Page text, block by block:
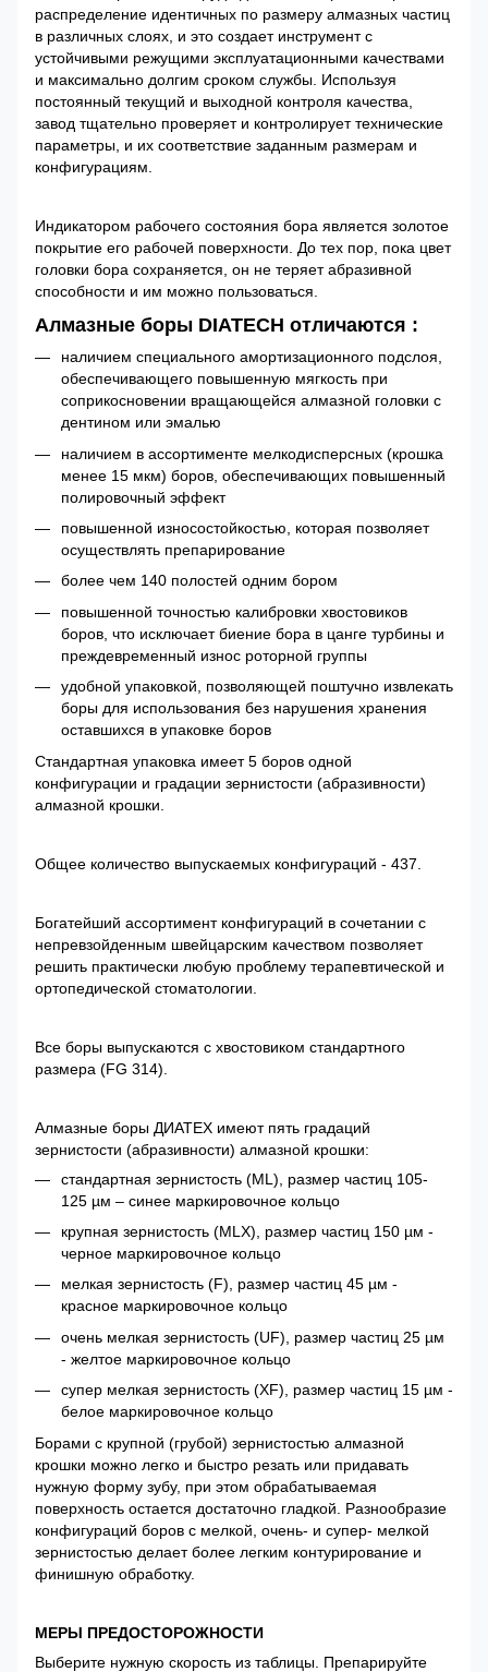
распределение идентичных по размеру алмазных частиц
в различных слоях, и это создает инструмент с
устойчивыми режущими эксплуатационными качествами
и максимально долгим сроком службы. Используя
постоянный текущий и выходной контроля качества,
завод тщательно проверяет и контролирует технические
параметры, и их соответствие заданным размерам и
конфигурациям.
Индикатором рабочего состояния бора является золотое
покрытие его рабочей поверхности. До тех пор, пока цвет
головки бора сохраняется, он не теряет абразивной
способности и им можно пользоваться.
Алмазные боры DIATECH отличаются :
наличием специального амортизационного подслоя,
обеспечивающего повышенную мягкость при
соприкосновении вращающейся алмазной головки с
дентином или эмалью
наличием в ассортименте мелкодисперсных (крошка
менее 15 мкм) боров, обеспечивающих повышенный
полировочный эффект
повышенной износостойкостью, которая позволяет
осуществлять препарирование
более чем 140 полостей одним бором
повышенной точностью калибровки хвостовиков
боров, что исключает биение бора в цанге турбины и
преждевременный износ роторной группы
удобной упаковкой, позволяющей поштучно извлекать
боры для использования без нарушения хранения
оставшихся в упаковке боров
Стандартная упаковка имеет 5 боров одной
конфигурации и градации зернистости (абразивности)
алмазной крошки.
Общее количество выпускаемых конфигураций - 437.
Богатейший ассортимент конфигураций в сочетании с
непревзойденным швейцарским качеством позволяет
решить практически любую проблему терапевтической и
ортопедической стоматологии.
Все боры выпускаются с хвостовиком стандартного
размера (FG 314).
Алмазные боры ДИАТЕХ имеют пять градаций
зернистости (абразивности) алмазной крошки:
стандартная зернистость (ML), размер частиц 105-
125 µм – синее маркировочное кольцо
крупная зернистость (MLX), размер частиц 150 µм -
черное маркировочное кольцо
мелкая зернистость (F), размер частиц 45 µм -
красное маркировочное кольцо
очень мелкая зернистость (UF), размер частиц 25 µм
- желтое маркировочное кольцо
супер мелкая зернистость (XF), размер частиц 15 µм -
белое маркировочное кольцо
Борами с крупной (грубой) зернистостью алмазной
крошки можно легко и быстро резать или придавать
нужную форму зубу, при этом обрабатываемая
поверхность остается достаточно гладкой. Разнообразие
конфигураций боров с мелкой, очень- и супер- мелкой
зернистостью делает более легким контурирование и
финишную обработку.
МЕРЫ ПРЕДОСТОРОЖНОСТИ
Выберите нужную скорость из таблицы. Препарируйте